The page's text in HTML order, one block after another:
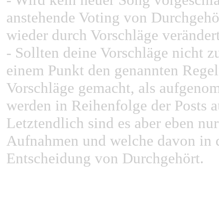
anstehende Voting von
wieder durch Vorschläge
- Sollten deine Vorschläge nicht
einem Punkt den genannten
Vorschläge gemacht, als
werden in Reihenfolge der Posts
Letztendlich sind es aber eben
Aufnahmen und welche davon in
Entscheidung von Durchgehört.